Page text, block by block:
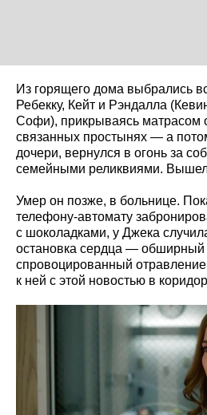
Из горящего дома выбрались
Ребекку, Кейт и Рэндалла
Софи), прикрываясь матрасом
связанных простынях — а
дочери, вернулся в огонь за
семейными реликвиями.
Умер он позже, в больнице.
телефону-автомату
с шоколадками, у Джека
остановка сердца — обширный
спровоцированный
к ней с этой новостью в